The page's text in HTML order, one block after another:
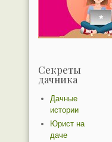
Секреты
дачника
Дачные
истории
Юрист на
даче